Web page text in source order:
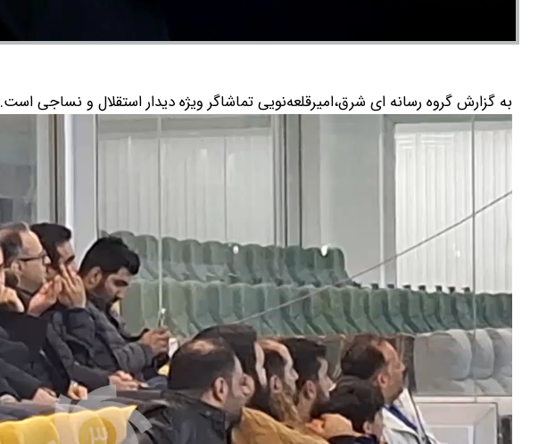
به گزارش گروه رسانه ای شرق،امیرقلعه‌نویی تماشاگر ویژه دیدار استقلال و نساجی است.